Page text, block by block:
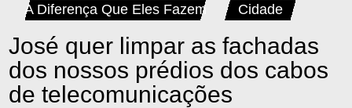
José quer limpar as fachadas
dos nossos prédios dos cabos
de telecomunicações
A Diferença Que Eles Fazem Cidade